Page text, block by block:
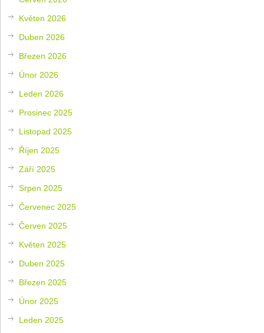
Květen 2026
Duben 2026
Březen 2026
Únor 2026
Leden 2026
Prosinec 2025
Listopad 2025
Říjen 2025
Září 2025
Srpen 2025
Červenec 2025
Červen 2025
Květen 2025
Duben 2025
Březen 2025
Únor 2025
Leden 2025